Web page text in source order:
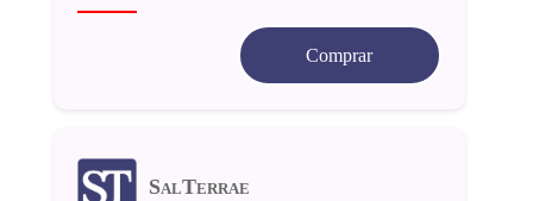
Comprar
SalTerrae